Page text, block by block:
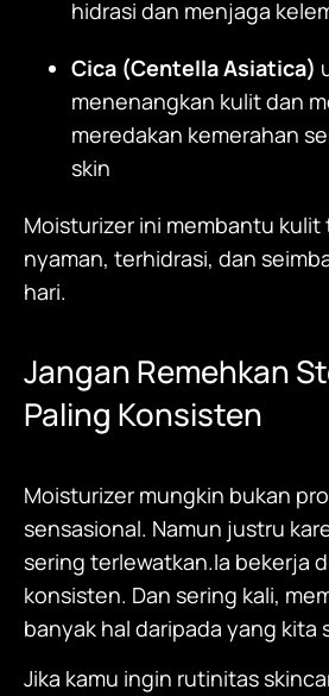
hidrasi dan menjaga
Cica (Centella Asiatica)
menenangkan kulit dan
meredakan kemerahan
skin
Moisturizer ini membantu kulit
nyaman, terhidrasi, dan
hari.
Jangan Remehkan
Paling Konsisten
Moisturizer mungkin bukan
sensasional. Namun justru
sering terlewatkan.Ia bekerja
konsisten. Dan sering kali,
banyak hal daripada yang kita
Jika kamu ingin rutinitas